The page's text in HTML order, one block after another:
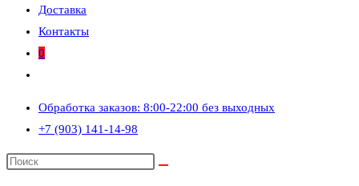
Доставка
Контакты
0
по
веб-
сайту
Обработка заказов: 8:00-22:00 без выходных
+7 (903) 141-14-98